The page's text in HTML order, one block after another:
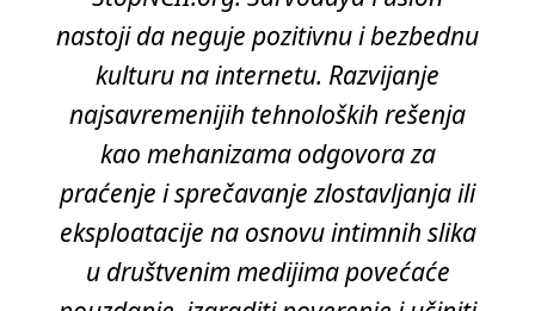
nastoji da neguje pozitivnu i bezbednu
kulturu na internetu. Razvijanje
najsavremenijih tehnoloških rešenja
kao mehanizama odgovora za
praćenje i sprečavanje zlostavljanja ili
eksploatacije na osnovu intimnih slika
u društvenim medijima povećaće